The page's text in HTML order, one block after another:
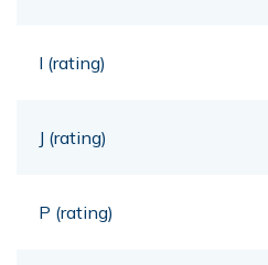
I (rating)
J (rating)
P (rating)